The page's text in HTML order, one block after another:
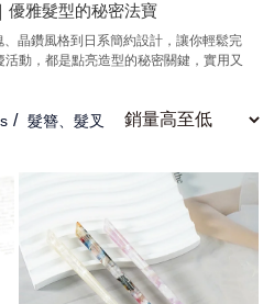
優雅髮型的秘密法寶
晶鑽風格到日系簡約設計，讓你輕鬆完
動，都是點亮造型的秘密關鍵，實用又
髮簪、髮叉